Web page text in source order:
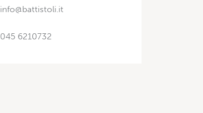
info@battistoli.it
045 6210732